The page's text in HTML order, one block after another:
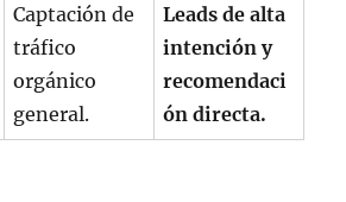
Captación de
tráfico
orgánico
general.
Leads de alta
intención y
recomendaci
ón directa.